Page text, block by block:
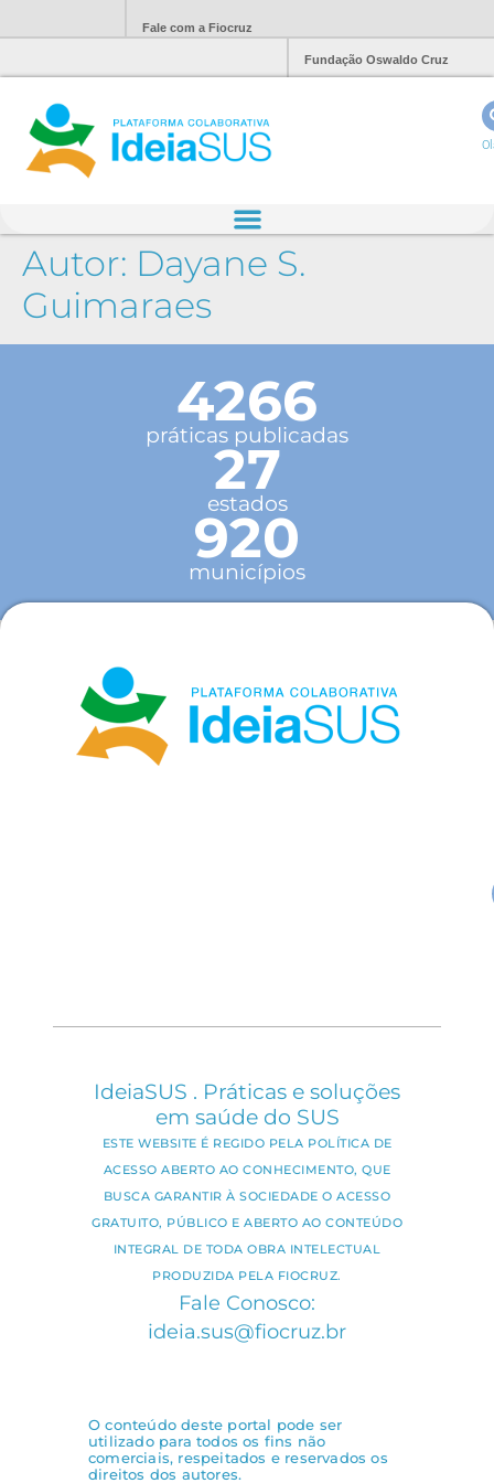
Fale com a Fiocruz
Fundação Oswaldo Cruz
Autor: Dayane S.
Guimaraes
4266
práticas publicadas
27
estados
920
municípios
IdeiaSUS . Práticas e soluções
em saúde do SUS
ESTE WEBSITE É REGIDO PELA POLÍTICA DE
ACESSO ABERTO AO CONHECIMENTO, QUE
BUSCA GARANTIR À SOCIEDADE O ACESSO
GRATUITO, PÚBLICO E ABERTO AO CONTEÚDO
INTEGRAL DE TODA OBRA INTELECTUAL
PRODUZIDA PELA FIOCRUZ.
Fale Conosco:
ideia.sus@fiocruz.br
O conteúdo deste portal pode ser
utilizado para todos os fins não
comerciais, respeitados e reservados os
direitos dos autores.